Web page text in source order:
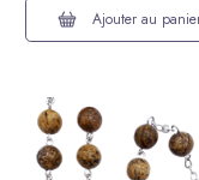
Ajouter au